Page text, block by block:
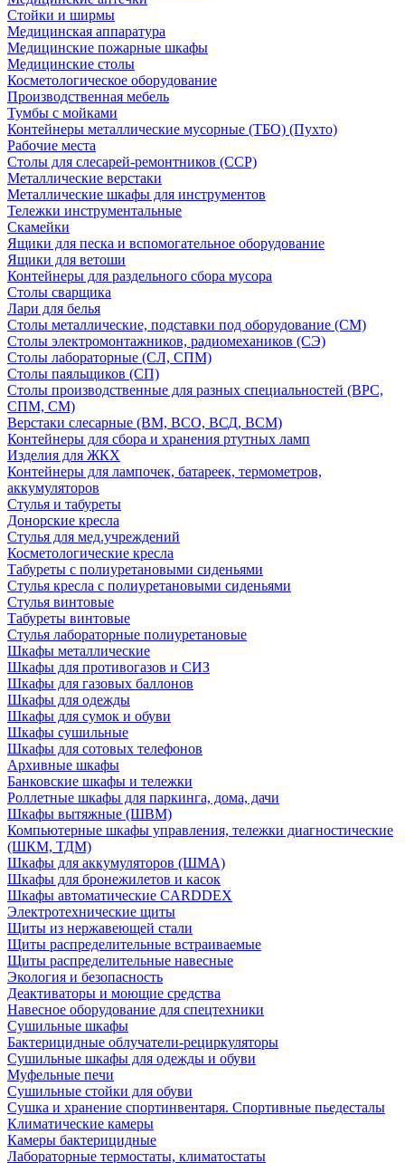
Стойки и ширмы
Медицинская аппаратура
Медицинские пожарные шкафы
Медицинские столы
Косметологическое оборудование
Производственная мебель
Тумбы с мойками
Контейнеры металлические мусорные (ТБО) (Пухто)
Рабочие места
Столы для слесарей-ремонтников (ССР)
Металлические верстаки
Металлические шкафы для инструментов
Тележки инструментальные
Скамейки
Ящики для песка и вспомогательное оборудование
Ящики для ветоши
Контейнеры для раздельного сбора мусора
Столы сварщика
Лари для белья
Столы металлические, подставки под оборудование (СМ)
Столы электромонтажников, радиомехаников (СЭ)
Столы лабораторные (СЛ, СПМ)
Столы паяльщиков (СП)
Столы производственные для разных специальностей (ВРС,
СПМ, СМ)
Верстаки слесарные (ВМ, ВСО, ВСД, ВСМ)
Контейнеры для сбора и хранения ртутных ламп
Изделия для ЖКХ
Контейнеры для лампочек, батареек, термометров,
аккумуляторов
Стулья и табуреты
Донорские кресла
Стулья для мед.учреждений
Косметологические кресла
Табуреты с полиуретановыми сиденьями
Стулья кресла с полиуретановыми сиденьями
Стулья винтовые
Табуреты винтовые
Стулья лабораторные полиуретановые
Шкафы металлические
Шкафы для противогазов и СИЗ
Шкафы для газовых баллонов
Шкафы для одежды
Шкафы для сумок и обуви
Шкафы сушильные
Шкафы для сотовых телефонов
Архивные шкафы
Банковские шкафы и тележки
Роллетные шкафы для паркинга, дома, дачи
Шкафы вытяжные (ШВМ)
Компьютерные шкафы управления, тележки диагностические
(ШКМ, ТДМ)
Шкафы для аккумуляторов (ШМА)
Шкафы для бронежилетов и касок
Шкафы автоматические CARDDEX
Электротехнические щиты
Щиты из нержавеющей стали
Щиты распределительные встраиваемые
Щиты распределительные навесные
Экология и безопасность
Деактиваторы и моющие средства
Навесное оборудование для спецтехники
Сушильные шкафы
Бактерицидные облучатели-рециркуляторы
Сушильные шкафы для одежды и обуви
Муфельные печи
Сушильные стойки для обуви
Сушка и хранение спортинвентаря. Спортивные пьедесталы
Климатические камеры
Камеры бактерицидные
Лабораторные термостаты, климатостаты